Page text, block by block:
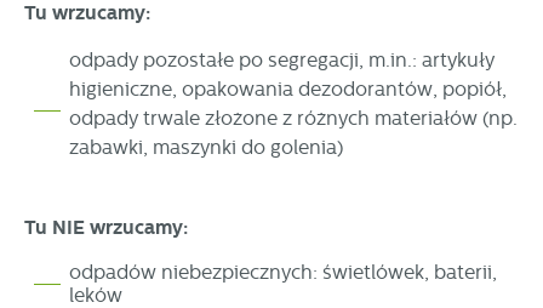
Tu wrzucamy:
odpady pozostałe po segregacji, m.in.: artykuły
higieniczne, opakowania dezodorantów, popiół,
odpady trwale złożone z różnych materiałów (np.
zabawki, maszynki do golenia)
Tu NIE wrzucamy:
odpadów niebezpiecznych: świetlówek, baterii,
leków